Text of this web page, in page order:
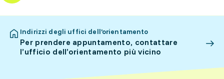
Indirizzi degli uffici dell’orientamento
Per prendere appuntamento, contattare
l’ufficio dell’orientamento più vicino